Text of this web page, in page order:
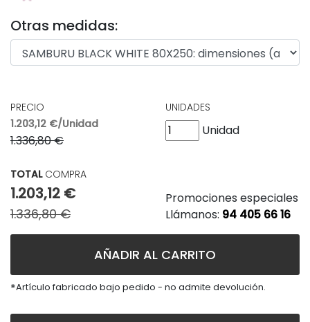
Otras medidas:
PRECIO
1.203,12 €/Unidad
1.336,80 €
UNIDADES
Unidad
TOTALCOMPRA
1.203,12 €
1.336,80 €
Promociones especiales
Llámanos: 94 405 66 16
AÑADIR AL CARRITO
*Artículo fabricado bajo pedido - no admite devolución.